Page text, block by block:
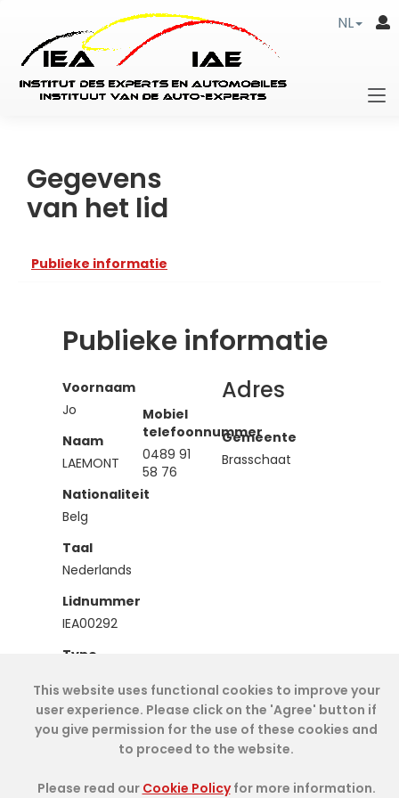
NL
Gegevens
van het lid
Publieke informatie
Publieke informatie
Voornaam
Jo
Naam
LAEMONT
Nationaliteit
Belg
Taal
Nederlands
Lidnummer
IEA00292
Type
Mobiel
telefoonnummer
0489 91
58 76
Adres
Gemeente
Brasschaat
Cookie Policy- IAE-IEA2026-My Dashboard
This website uses functional cookies to improve your
user experience. Please click on the 'Agree' button if
you give permission for the use of these cookies and
to proceed to the website.
Please read our Cookie Policyfor more information.